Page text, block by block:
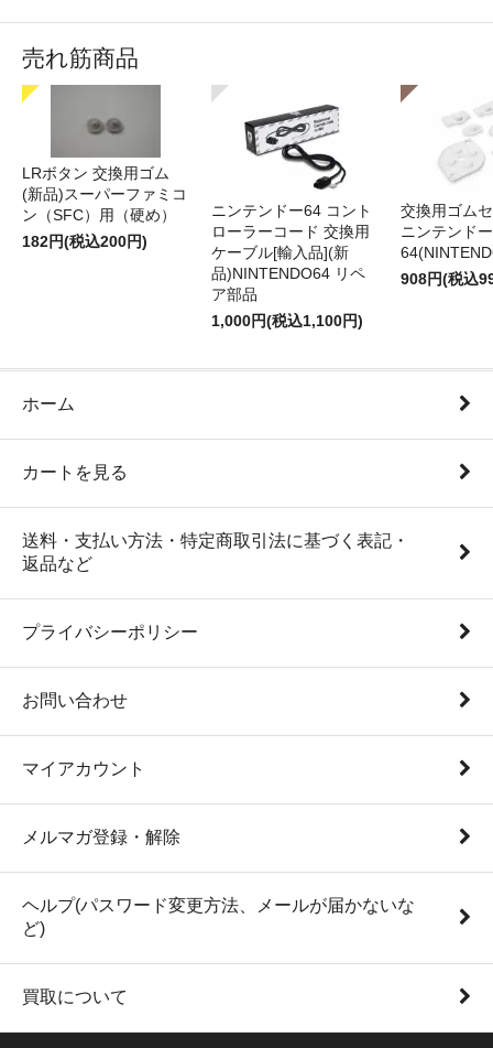
売れ筋商品
LRボタン 交換用ゴム
(新品)スーパーファミコ
ン（SFC）用（硬め）
182円(税込200円)
ニンテンドー64 コント
ローラーコード 交換用
ケーブル[輸入品](新
品)NINTENDO64 リペ
ア部品
1,000円(税込1,100円)
交換用ゴム
ニンテンドー
908円(税込
ホーム
カートを見る
送料・支払い方法・特定商取引法に基づく表記・
返品など
プライバシーポリシー
お問い合わせ
マイアカウント
メルマガ登録・解除
ヘルプ(パスワード変更方法、メールが届かないな
ど)
買取について